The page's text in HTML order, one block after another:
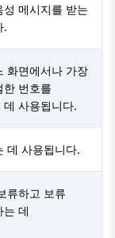
성 메시지를 받는
.
화면에서나 가장
한 번호를
사용됩니다.
데 사용됩니다.
류하고 보류
는 데